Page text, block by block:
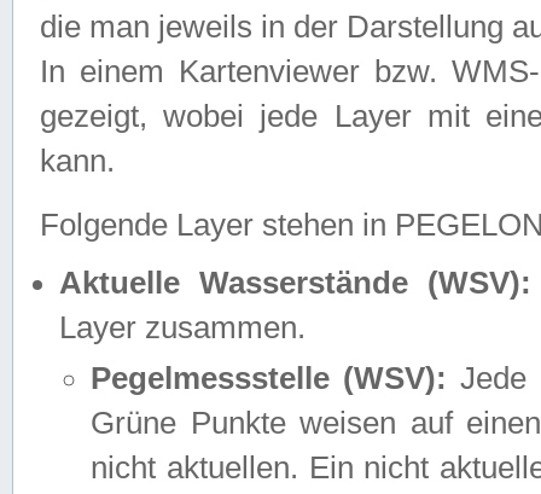
die man jeweils in der Darstellung
In einem Kartenviewer bzw.
gezeigt, wobei jede Layer mit
kann.
Folgende Layer stehen in
Aktuelle Wasserstände (WSV):
Layer zusammen.
Pegelmessstelle (WSV): Jede
Grüne Punkte weisen auf
nicht aktuellen. Ein nicht